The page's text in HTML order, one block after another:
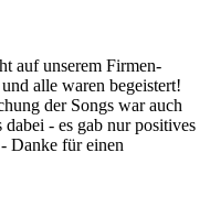
auf unserem Firmen-
alle waren begeistert!
der Songs war auch
- es gab nur positives
Danke für einen